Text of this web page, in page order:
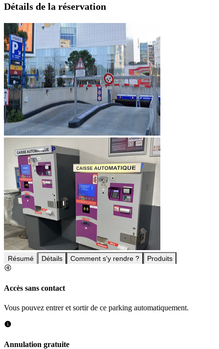
Détails de la réservation
Résumé Détails Comment s'y rendre ? Produits
Accès sans contact
Vous pouvez entrer et sortir de ce parking automatiquement.
Annulation gratuite